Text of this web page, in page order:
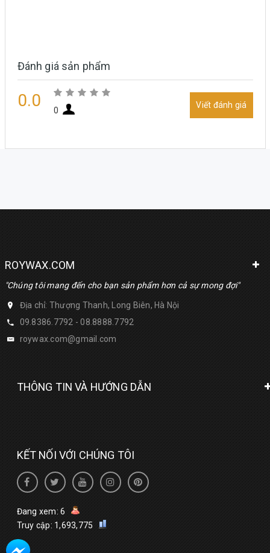
Đánh giá sản phẩm
0.0 0
Viết đánh giá
ROYWAX.COM
"Chúng tôi mang đến cho bạn sản phẩm hơn cả sự mong đợi"
Địa chỉ: Thượng Thanh, Long Biên, Hà Nội
09.8386.7792 - 08.8888.7792
roywax.com@gmail.com
THÔNG TIN VÀ HƯỚNG DẪN
KẾT NỐI VỚI CHÚNG TÔI
Đang xem: 6
Truy cập: 1,693,775